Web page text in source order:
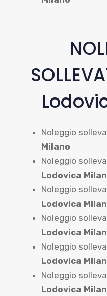
Noleggio
Milano
Noleggio
Lodovica
Noleggio
Lodovica
Noleggio
Lodovica
Noleggio
Lodovica
Noleggio
Lodovica